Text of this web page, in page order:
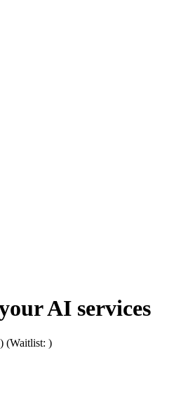
AI services
) (Waitlist: )